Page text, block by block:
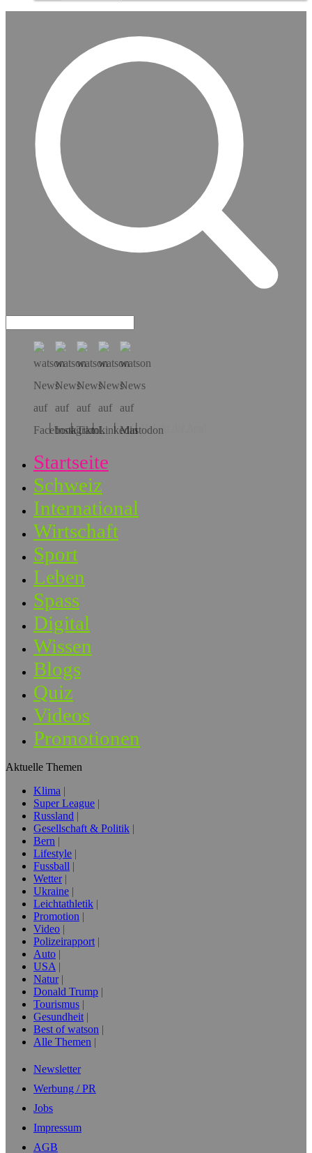
Hol dir die App!
Startseite
Schweiz
International
Wirtschaft
Sport
Leben
Spass
Digital
Wissen
Blogs
Quiz
Videos
Promotionen
Aktuelle Themen
Klima
Super League
Russland
Gesellschaft & Politik
Bern
Lifestyle
Fussball
Wetter
Ukraine
Leichtathletik
Promotion
Video
Polizeirapport
Auto
USA
Natur
Donald Trump
Tourismus
Gesundheit
Best of watson
Alle Themen
Newsletter
Werbung / PR
Jobs
Impressum
AGB